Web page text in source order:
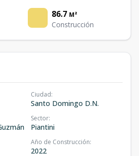
86.7 M²
Construcción
Ciudad:
Santo Domingo D.N.
Sector:
Piantini
Año de Construcción:
2022